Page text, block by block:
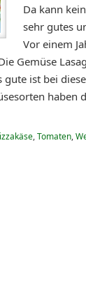
Da kann
sehr gutes
Vor einem
Gemüse
gute ist bei
haben
,Tomaten,